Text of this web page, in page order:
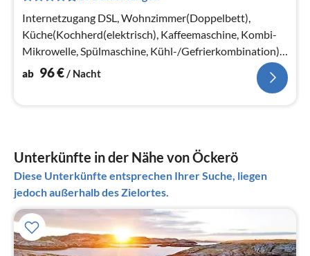
Internetzugang DSL, Wohnzimmer(Doppelbett),
Küche(Kochherd(elektrisch), Kaffeemaschine, Kombi-
Mikrowelle, Spülmaschine, Kühl-/Gefrierkombination),
Schlafzimmer(Doppelbett)
ab 96€/ Nacht
Unterkünfte in der Nähe von Öckerö
Diese Unterkünfte entsprechen Ihrer Suche, liegen
jedoch außerhalb des Zielortes.